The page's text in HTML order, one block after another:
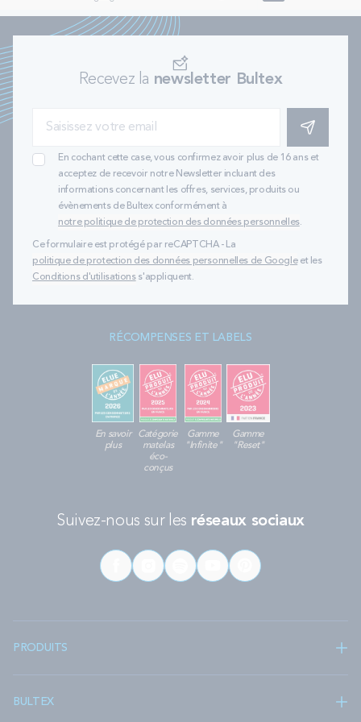
Recevez la newsletter Bultex
S'INSCRIRE
En cochant cette case, vous confirmez avoir plus de 16 ans et
acceptez de recevoir notre Newsletter incluant des
informations concernant les offres, services, produits ou
évènements de Bultex conformément à
notre politique de protection des données personnelles.
Ce formulaire est protégé par reCAPTCHA - La
politique de protection des données personnelles de Googleet les
Conditions d'utilisationss'appliquent.
RÉCOMPENSES ET LABELS
En savoir
plus
Catégorie
matelas
éco-
conçus
Gamme
"Infinite"
Gamme
"Reset"
Suivez-nous sur les réseaux sociaux
PRODUITS
BULTEX